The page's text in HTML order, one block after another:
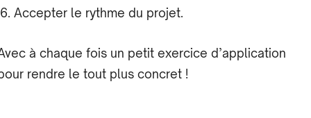
Accepter le rythme du projet.
à chaque fois un petit exercice d’application
rendre le tout plus concret !